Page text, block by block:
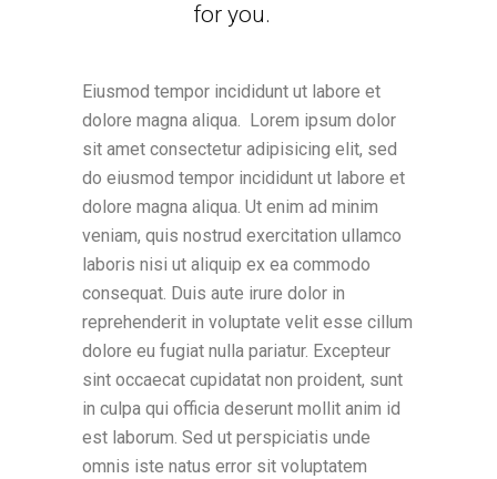
for you.
Eiusmod tempor incididunt ut labore et
dolore magna aliqua. Lorem ipsum dolor
sit amet consectetur adipisicing elit, sed
do eiusmod tempor incididunt ut labore et
dolore magna aliqua. Ut enim ad minim
veniam, quis nostrud exercitation ullamco
laboris nisi ut aliquip ex ea commodo
consequat. Duis aute irure dolor in
reprehenderit in voluptate velit esse cillum
dolore eu fugiat nulla pariatur. Excepteur
sint occaecat cupidatat non proident, sunt
in culpa qui officia deserunt mollit anim id
est laborum. Sed ut perspiciatis unde
omnis iste natus error sit voluptatem